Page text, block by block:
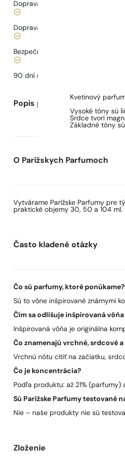
Doprava zadarmo od
Doprava od
Bezpečné nakupovanie a platby
90 dní na
Popis parfumu
Kvetinový
Vysoké tóny sú
Srdce tvorí
Základné tóny
O Parížskych Parfumoch
Vytvárame Parížske Parfumy pre
praktické objemy 30, 50 a 104 ml.
Často kladené otázky
Čo sú parfumy, ktoré ponúkame?
Sú to vône inšpirované známymi
Čím sa odlišuje inšpirovaná
Inšpirovaná vôňa je originálna
Čo znamenajú vrchné, srdcové
Vrchnú nótu cítiť na začiatku,
Čo je koncentrácia?
Podľa produktu: až 21%
Sú Parížske Parfumy testované
Nie – naše produkty nie sú
Zloženie